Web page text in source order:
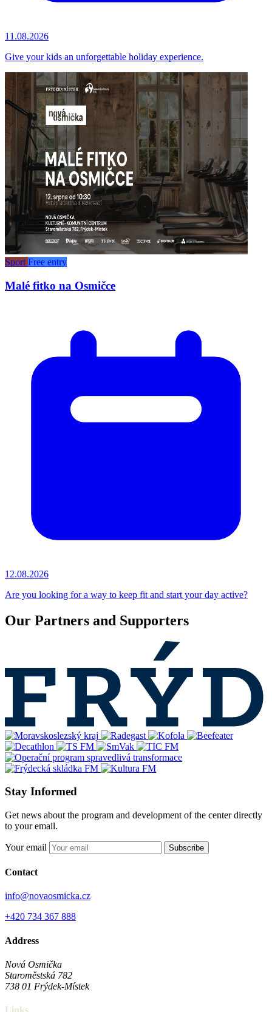
11.08.2026
Give your kids an unforgettable holiday experience.
Sport Free entry
Malé fitko na Osmičce
12.08.2026
Are you looking for a way to keep fit and start your day active?
Our Partners and Supporters
Stay Informed
Get news about the program and development of the center directly
to your email.
Your email Subscribe
Contact
info@novaosmicka.cz
+420 734 367 888
Address
Nová Osmička
Staroměstská 782
738 01 Frýdek-Místek